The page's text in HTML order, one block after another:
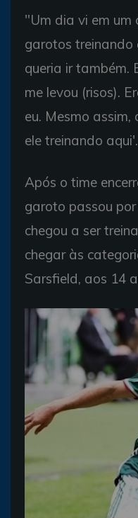
"Um dia vi em um
garotos treinando
queria ir também.
me levou (risos).
eu. Mesmo assim,
ele treinando
Após o time
garoto passou
chegou a ser
chegar às
Sarsfield, aos 14